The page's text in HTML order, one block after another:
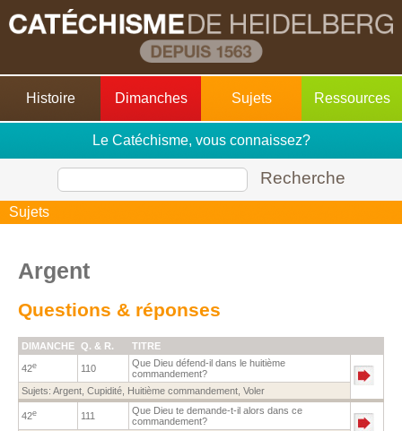
Histoire Dimanches Sujets Ressources
Le Catéchisme, vous connaissez?
Recherche
Sujets
Argent
Questions & réponses
DIMANCHE Q. & R. TITRE
42e 110
Que Dieu défend-il dans le huitième
commandement?
Sujets: Argent Cupidité Huitième commandement Voler
42e 111
Que Dieu te demande-t-il alors dans ce
commandement?